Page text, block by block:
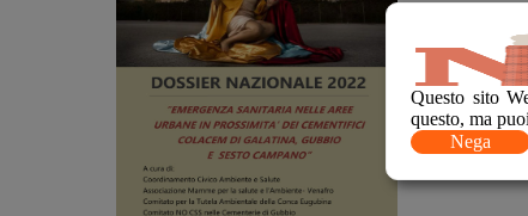
Comitato
Questo sito
questo, ma
Nega